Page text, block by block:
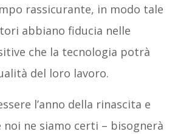
rassicurante, in modo tale
abbiano fiducia nelle
che la tecnologia potrà
del loro lavoro.
l’anno della rinascita e
noi ne siamo certi – bisognerà